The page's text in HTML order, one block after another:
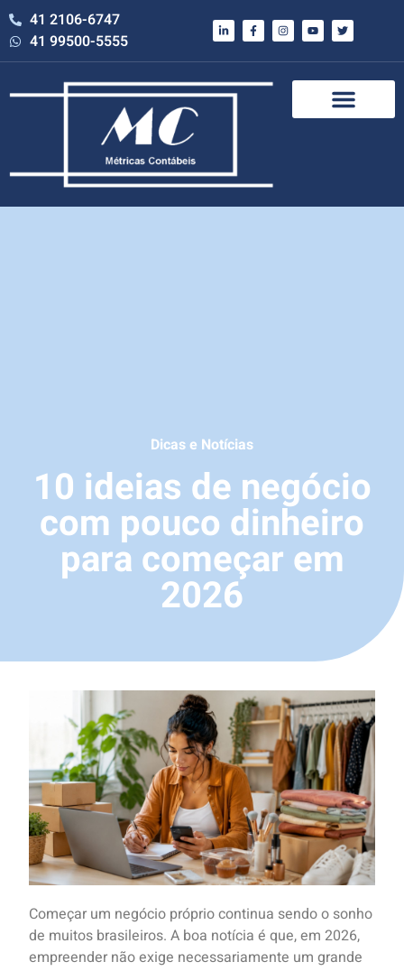
41 2106-6747
41 99500-5555
Dicas e Notícias
10 ideias de negócio
com pouco dinheiro
para começar em
2026
Começar um negócio próprio continua sendo o sonho
de muitos brasileiros. A boa notícia é que, em 2026,
empreender não exige necessariamente um grande